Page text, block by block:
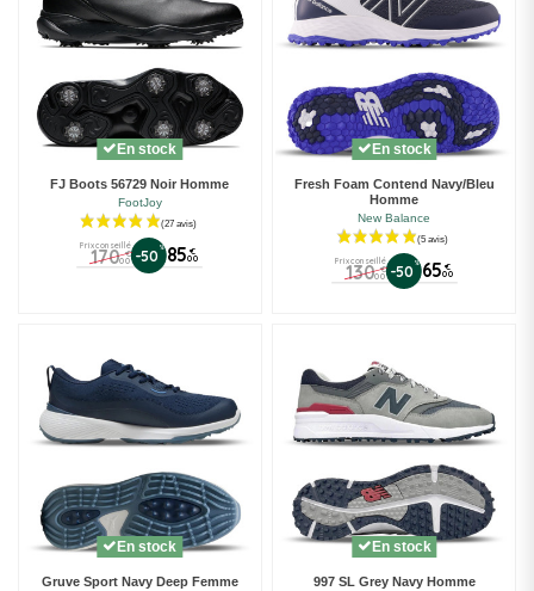
(5 avis)
En stock
FJ Boots 56729 Noir Homme
FootJoy
Prix conseillé
170 €
00 -50% 85 €
00
En stock
Fresh Foam Contend Navy/Bleu
Homme
New Balance
Prix conseillé
130 €
00 -50 % 65 €
00
En stock
Gruve Sport Navy Deep Femme
En stock
997 SL Grey Navy Homme